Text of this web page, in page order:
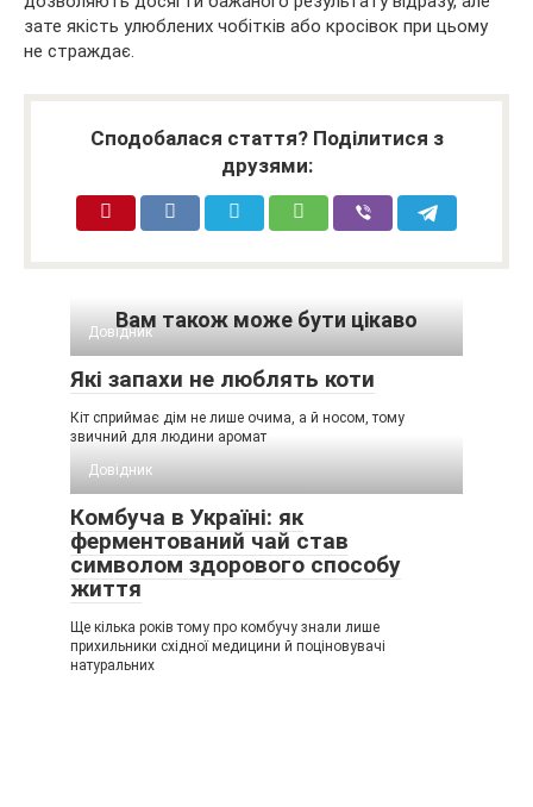
зате якість улюблених чобітків або кросівок при цьому
не страждає.
Сподобалася стаття? Поділитися з
друзями:
Вам також може бути цікаво
Довідник
Які запахи не люблять коти
Кіт сприймає дім не лише очима, а й носом, тому
звичний для людини аромат
Довідник
Комбуча в Україні: як
ферментований чай став
символом здорового способу
життя
Ще кілька років тому про комбучу знали лише
прихильники східної медицини й поціновувачі
натуральних